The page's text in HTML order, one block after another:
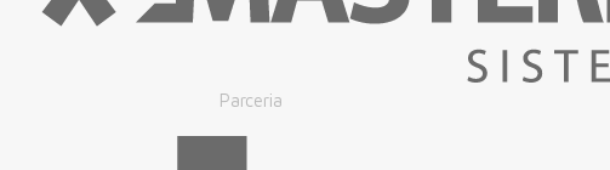
Parceria